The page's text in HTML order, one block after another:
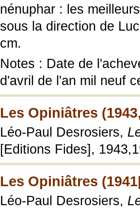
nénuphar : les
sous la direction de
cm.
Notes : Date de
d'avril de l'an mil neuf
Les Opiniâtres
Léo-Paul Desrosiers,
[Editions Fides],
Les Opiniâtres
Léo-Paul Desrosiers,